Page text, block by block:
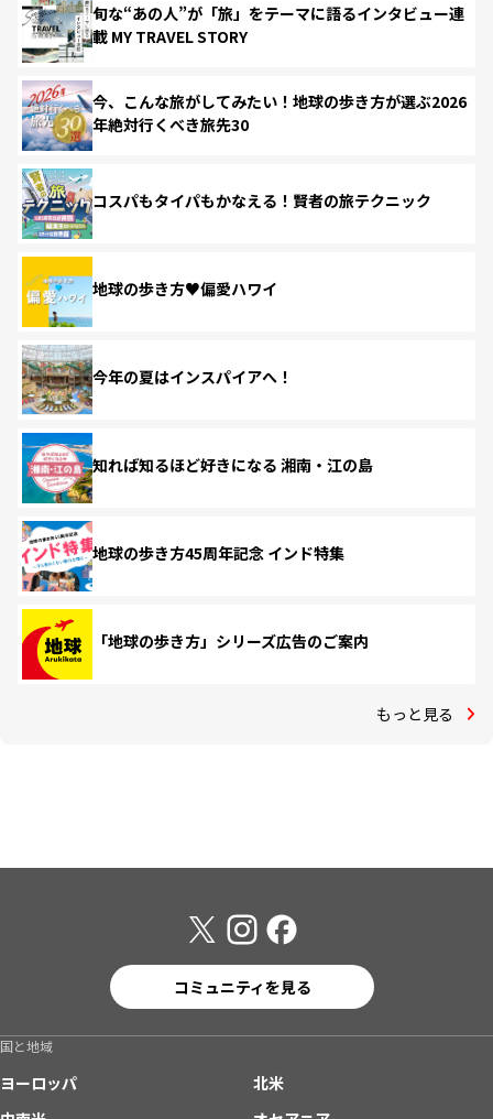
旬な“あの人”が「旅」をテーマに語るインタビュー連
載 MY TRAVEL STORY
今、こんな旅がしてみたい！地球の歩き方が選ぶ2026
年絶対行くべき旅先30
コスパもタイパもかなえる！賢者の旅テクニック
地球の歩き方♥偏愛ハワイ
今年の夏はインスパイアへ！
知れば知るほど好きになる 湘南・江の島
地球の歩き方45周年記念 インド特集
「地球の歩き方」シリーズ広告のご案内
もっと見る
コミュニティを見る
国と地域
ヨーロッパ
北米